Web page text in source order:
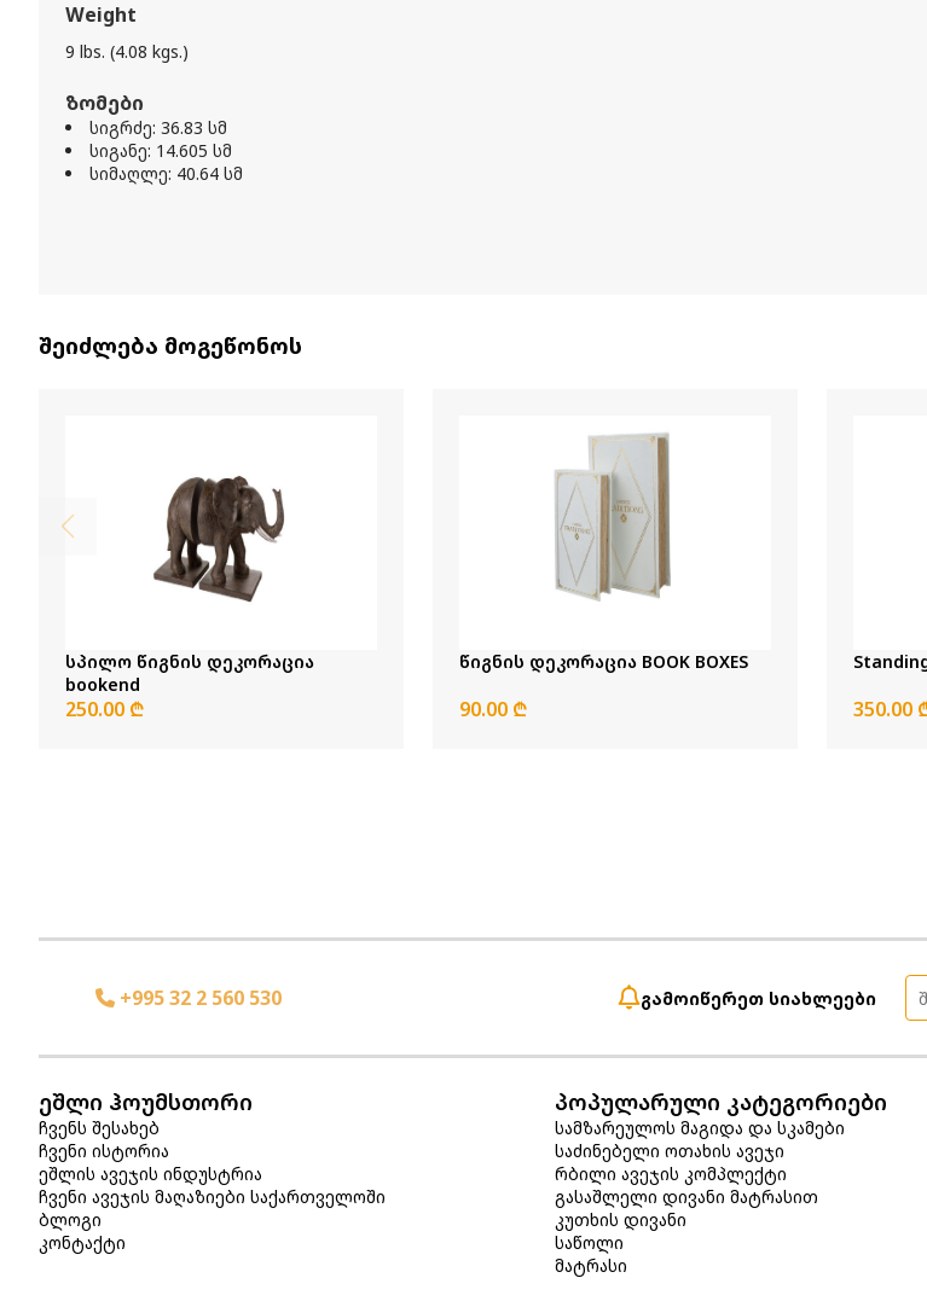
Weight
9 lbs. (4.08 kgs.)
ზომები
სიგრძე: 36.83 სმ
სიგანე: 14.605 სმ
სიმაღლე: 40.64 სმ
შეიძლება მოგეწონოს
სპილო წიგნის დეკორაცია
bookend
250.00 ₾
წიგნის დეკორაცია BOOK BOXES
90.00 ₾ 350.00
+995 32 2 560 530 გამოიწერეთ სიახლეები
ეშლი ჰოუმსთორი
ჩვენს შესახებ
ჩვენი ისტორია
ეშლის ავეჯის ინდუსტრია
ჩვენი ავეჯის მაღაზიები საქართველოში
ბლოგი
კონტაქტი
პოპულარული კატეგორიები
სამზარეულოს მაგიდა და სკამები
საძინებელი ოთახის ავეჯი
რბილი ავეჯის კომპლექტი
გასაშლელი დივანი მატრასით
კუთხის დივანი
საწოლი
მატრასი